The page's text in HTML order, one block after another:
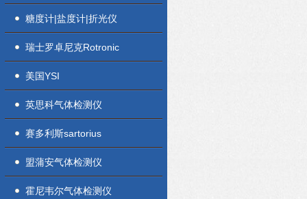
糖度计|盐度计|折光仪
瑞士罗卓尼克Rotronic
美国YSI
英思科气体检测仪
赛多利斯sartorius
盟蒲安气体检测仪
霍尼韦尔气体检测仪